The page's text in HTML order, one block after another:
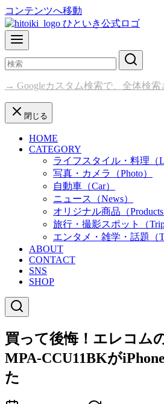
コンテンツへ移動
→ Googleカスタム検索で、全体検索
閉じる
HOME
CATEGORY
ライフスタイル・料理（
写真・カメラ（Photo）
自動車（Car）
ニュース（News）
オリジナル商品（Products
旅行・撮影スポット（Trip
エンタメ・雑学・話題（
ABOUT
CONTACT
SNS
SHOP
買って後悔！エレコム
MPA-CCU11BKが
た